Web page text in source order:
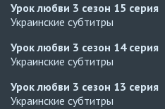
Урок любви 3 сезон 15 серия
Украинские субтитры
Урок любви 3 сезон 14 серия
Украинские субтитры
Урок любви 3 сезон 13 серия
Украинские субтитры